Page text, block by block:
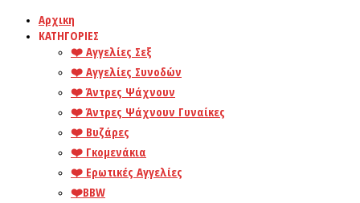
Αρχικη
ΚΑΤΗΓΟΡΙΕΣ
❤️️ Αγγελίες Σεξ
❤️️ Αγγελίες Συνοδών
❤️️ Άντρες Ψάχνουν
❤️️ Άντρες Ψάχνουν Γυναίκες
❤️️ Βυζάρες
❤️️ Γκομενάκια
❤️️ Ερωτικές Αγγελίες
❤️️BBW